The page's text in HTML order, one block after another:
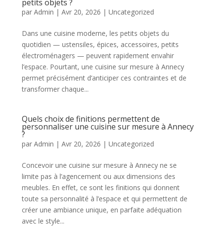
petits objets ?
par Admin | Avr 20, 2026 | Uncategorized
Dans une cuisine moderne, les petits objets du
quotidien — ustensiles, épices, accessoires, petits
électroménagers — peuvent rapidement envahir
l’espace. Pourtant, une cuisine sur mesure à Annecy
permet précisément d’anticiper ces contraintes et de
transformer chaque...
Quels choix de finitions permettent de
personnaliser une cuisine sur mesure à Annecy
?
par Admin | Avr 20, 2026 | Uncategorized
Concevoir une cuisine sur mesure à Annecy ne se
limite pas à l’agencement ou aux dimensions des
meubles. En effet, ce sont les finitions qui donnent
toute sa personnalité à l’espace et qui permettent de
créer une ambiance unique, en parfaite adéquation
avec le style...